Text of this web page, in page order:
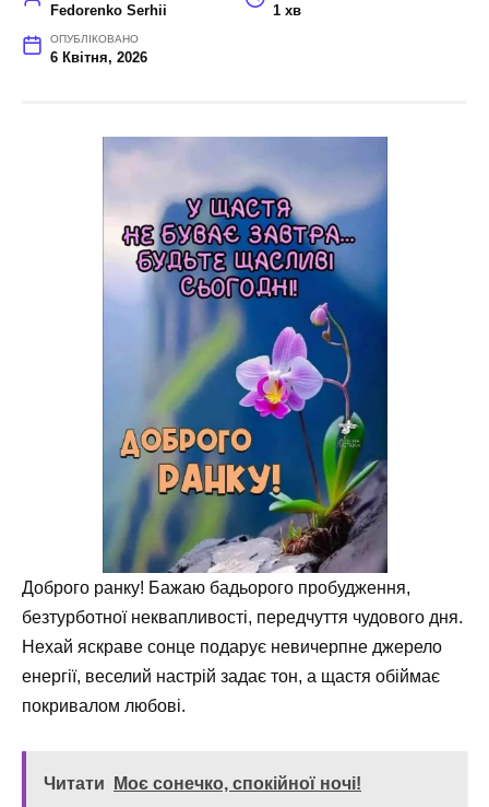
Fedorenko Serhii 1 хв
ОПУБЛІКОВАНО
6 Квітня, 2026
Доброго ранку! Бажаю бадьорого пробудження,
безтурботної неквапливості, передчуття чудового дня.
Нехай яскраве сонце подарує невичерпне джерело
енергії, веселий настрій задає тон, а щастя обіймає
покривалом любові.
Читати Моє сонечко, спокійної ночі!